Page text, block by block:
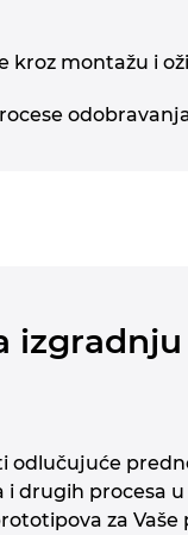
kroz montažu i
drugih procesa
za